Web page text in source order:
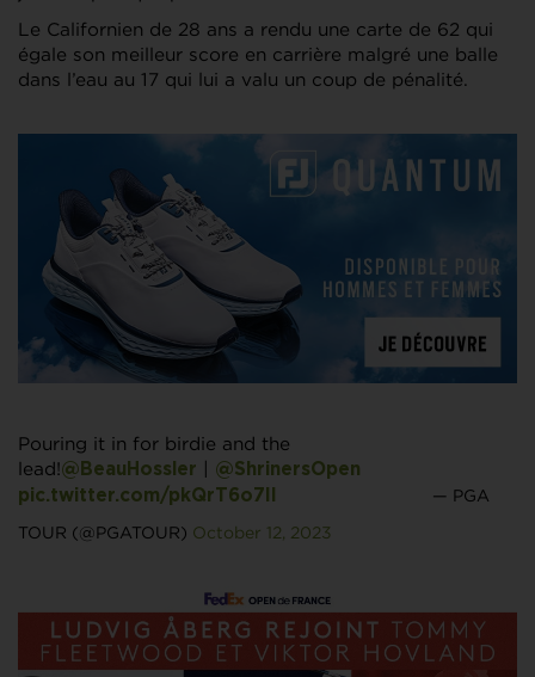
Le Californien de 28 ans a rendu une carte de 62 qui
égale son meilleur score en carrière malgré une balle
dans l’eau au 17 qui lui a valu un coup de pénalité.
Pouring it in for birdie and the
lead!@BeauHossler
@ShrinersOpen
pic.twitter.com/pkQrT6o7Il
— PGA
TOUR (@PGATOUR) October 12, 2023